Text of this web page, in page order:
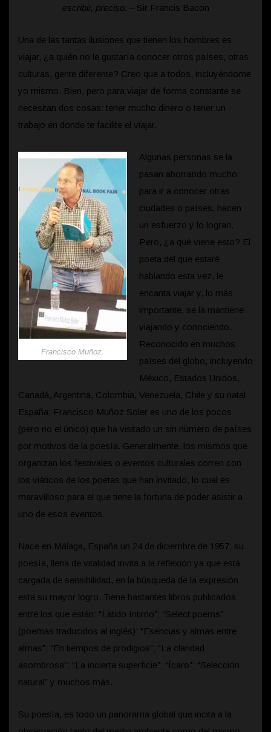
escribir, preciso. – Sir Francis Bacon
Una de las tantas ilusiones que tienen los hombres es
viajar, ¿a quién no le gustaría conocer otros países, otras
culturas, gente diferente? Creo que a todos, incluyéndome
yo mismo. Bien, pero para viajar de forma constante se
necesitan dos cosas: tener mucho dinero o tener un
trabajo en donde te facilite el viajar.
Francisco Muñoz.
Algunas personas se la
pasan ahorrando mucho
para ir a conocer otras
ciudades o países, hacen
un esfuerzo y lo logran.
Pero, ¿a qué viene esto? El
poeta del que estaré
hablando esta vez, le
encanta viajar y, lo más
importante, se la mantiene
viajando y conociendo.
Reconocido en muchos
países del globo, incluyendo
México, Estados Unidos,
Canadá, Argentina, Colombia, Venezuela, Chile y su natal
España; Francisco Muñoz Soler es uno de los pocos
(pero no el único) que ha visitado un sin número de países
por motivos de la poesía. Generalmente, los mismos que
organizan los festivales o eventos culturales corren con
los viáticos de los poetas que han invitado, lo cual es
maravilloso para el que tiene la fortuna de poder asistir a
uno de esos eventos.
Nace en Málaga, España un 24 de diciembre de 1957; su
poesía, llena de vitalidad invita a la reflexión ya que está
cargada de sensibilidad, en la búsqueda de la expresión
esta su mayor logro. Tiene bastantes libros publicados
entre los que están: “Latido íntimo”; “Select poems”
(poemas traducidos al inglés); “Esencias y almas entre
almas”; “En tiempos de prodigios”; “La claridad
asombrosa”; “La incierta superficie”; “Ícaro”; “Selección
natural” y muchos más.
Su poesía, es todo un panorama global que incita a la